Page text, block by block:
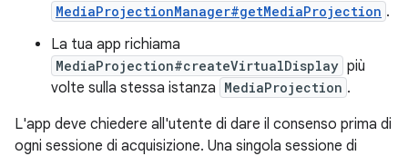
MediaProjectionManager#getMediaProjection .
La tua app richiama
MediaProjection#createVirtualDisplay più
volte sulla stessa istanza MediaProjection .
L'app deve chiedere all'utente di dare il consenso prima di
ogni sessione di acquisizione. Una singola sessione di